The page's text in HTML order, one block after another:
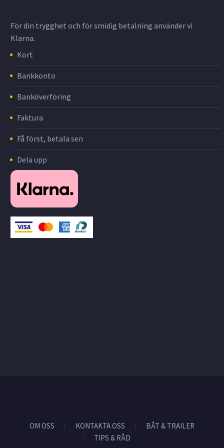
För din trygghet och för smidig betalning använder vi
Klarna.
Kort
Bankkonto
Banköverföring
Faktura
Få först, betala sen
Dela upp
OM OSS KONTAKTA OSS
BÅT & TRAILER
TIPS & RÅD